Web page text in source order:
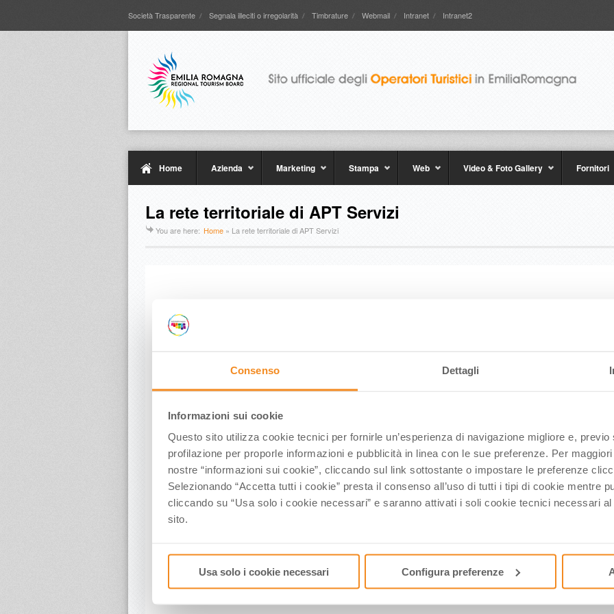
Consenso Dettagli
Informazioni sui cookie
Questo sito utilizza cookie tecnici per fornirle un’esperienza di navigazione migliore e,
profilazione per proporle informazioni e pubblicità in linea con le sue preferenze. Per
nostre “informazioni sui cookie”, cliccando sul link sottostante o impostare le preferenze
Selezionando “Accetta tutti i cookie” presta il consenso all’uso di tutti i tipi di cookie mentre
cliccando su “Usa solo i cookie necessari” e saranno attivati i soli cookie tecnici necessari
sito.
Usa solo i cookie necessari Configura preferenze
Società Trasparente Segnala illeciti o irregolarità Timbrature Webmail Intranet Intranet2
Home Azienda Marketing Stampa Web Video & Foto Gallery Fornitori
La rete territoriale di APT Servizi
You are here: Home » La rete territoriale di APT Servizi